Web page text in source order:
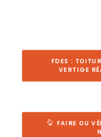
FDES :
VERTIGE
FAIRE OU